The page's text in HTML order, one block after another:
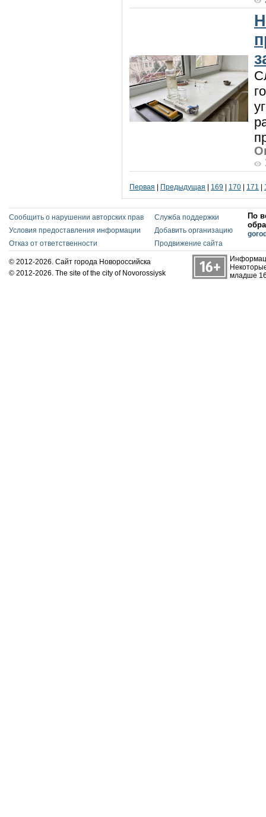
Первая Предыдущая 169 170 171
Сообщить о нарушении авторских прав
Условия предоставления информации
Отказ от ответственности
Служба поддержки
Добавить организацию
Продвижение сайта
По
© 2012-2026. Сайт города Новороссийска
© 2012-2026. The site of the city of Novorossiysk
младше